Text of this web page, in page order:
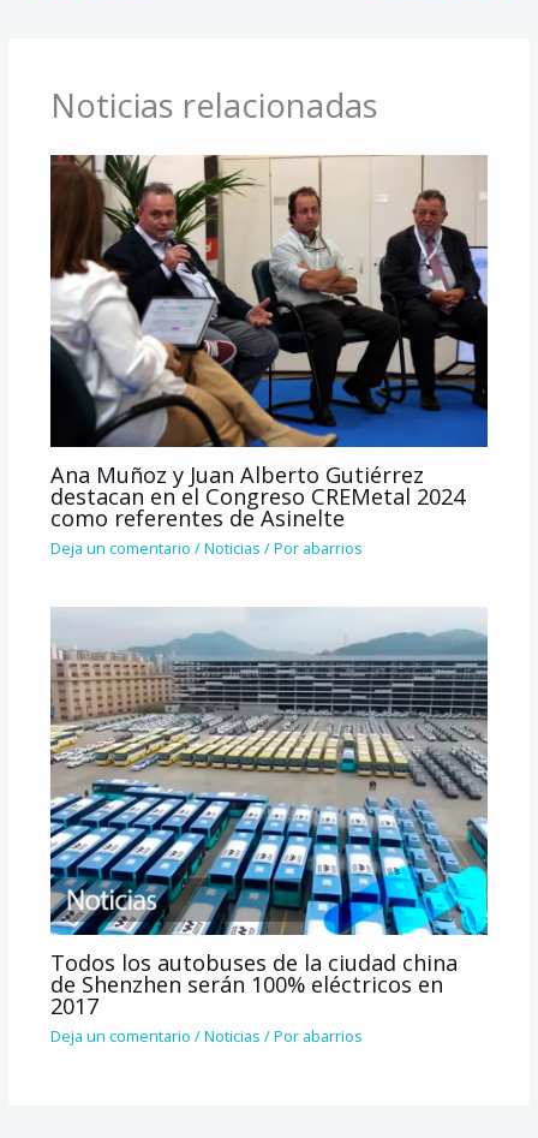
Noticias relacionadas
Ana Muñoz y Juan Alberto Gutiérrez
destacan en el Congreso CREMetal 2024
como referentes de Asinelte
Deja un comentario /Noticias / Por abarrios
Todos los autobuses de la ciudad china
de Shenzhen serán 100% eléctricos en
2017
Deja un comentario /Noticias / Por abarrios